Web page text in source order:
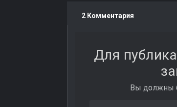
2 Комментария
Для
Вы должны